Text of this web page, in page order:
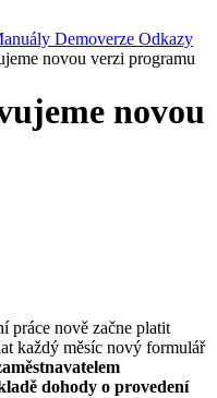
Demoverze Odkazy
novou verzi programu
novou
práce nově začne platit
každý měsíc nový formulář
dohody o provedení